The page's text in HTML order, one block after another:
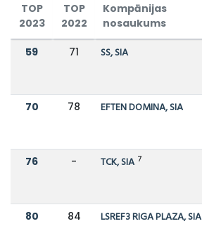
TOP
2023
TOP
2022
Kompānijas
nosaukums
59 71 SS, SIA
70 78 EFTEN DOMINA, SIA
76 - TCK, SIA 7
80 84 LSREF3 RIGA PLAZA, SIA